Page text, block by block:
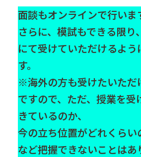
面談もオンラインで行いま
さらに、模試もできる限り
にて受けていただけるよう
す。
※海外の方も受けたいただ
ですので、ただ、授業を受
きているのか、
今の立ち位置がどれくらい
など把握できないことはあ